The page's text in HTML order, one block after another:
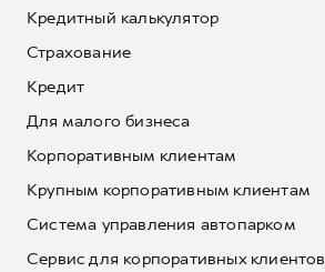
Кредитный калькулятор
Страхование
Кредит
Для малого бизнеса
Корпоративным клиентам
Крупным корпоративным клиентам
Система управления автопарком
Сервис для корпоративных клиентов